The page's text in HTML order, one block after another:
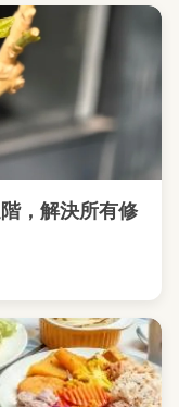
，解決所有修